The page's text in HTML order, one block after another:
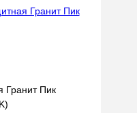
наличии
Гранит Пик